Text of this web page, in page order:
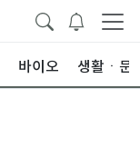
바이오 생활ㆍ문